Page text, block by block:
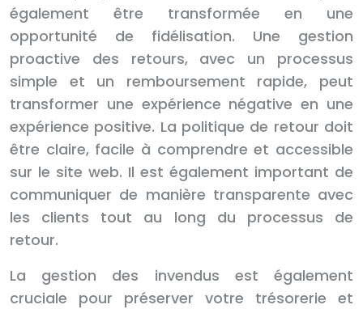
également être transformée en une
opportunité de fidélisation. Une gestion
proactive des retours, avec un processus
simple et un remboursement rapide, peut
transformer une expérience négative en une
expérience positive. La politique de retour doit
être claire, facile à comprendre et accessible
sur le site web. Il est également important de
communiquer de manière transparente avec
les clients tout au long du processus de
retour.
La gestion des invendus est également
cruciale pour préserver votre trésorerie et